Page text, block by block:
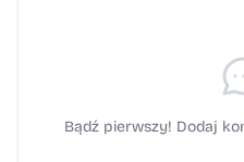
Bądź pierwszy! Dodaj